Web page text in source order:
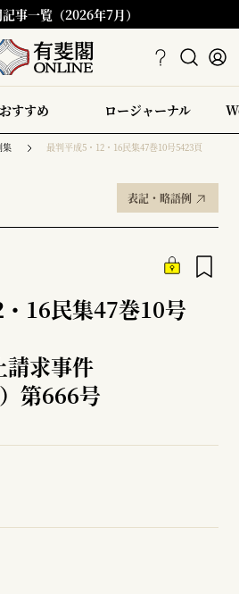
事一覧（2026年7月）
おすすめ ロージャーナル
集 最判平成5・12・16民集47巻10号5423頁
表記・略語例
16民集47巻10号
請求事件
第666号